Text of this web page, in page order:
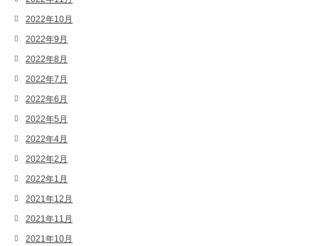
2022年10月
2022年9月
2022年8月
2022年7月
2022年6月
2022年5月
2022年4月
2022年2月
2022年1月
2021年12月
2021年11月
2021年10月